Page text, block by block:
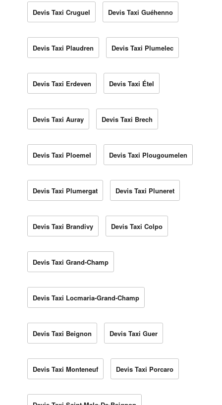
Devis Taxi Cruguel Devis Taxi Guéhenno
Devis Taxi Plaudren Devis Taxi Plumelec
Devis Taxi Erdeven Devis Taxi Étel
Devis Taxi Auray Devis Taxi Brech
Devis Taxi Ploemel Devis Taxi Plougoumelen
Devis Taxi Plumergat Devis Taxi Pluneret
Devis Taxi Brandivy Devis Taxi Colpo
Devis Taxi Grand-Champ
Devis Taxi Locmaria-Grand-Champ
Devis Taxi Beignon Devis Taxi Guer
Devis Taxi Monteneuf Devis Taxi Porcaro